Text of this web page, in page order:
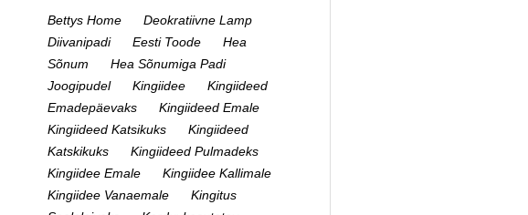
Bettys Home
Deokratiivne Lamp
Diivanipadi
Eesti Toode
Hea
Sõnum
Hea Sõnumiga Padi
Joogipudel
Kingiidee
Kingiideed
Emadepäevaks
Kingiideed Emale
Kingiideed Katsikuks
Kingiideed
Katskikuks
Kingiideed Pulmadeks
Kingiidee Emale
Kingiidee Kallimale
Kingiidee Vanaemale
Kingitus